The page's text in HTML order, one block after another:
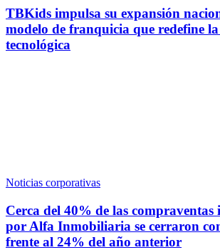
TBKids impulsa su expansión
modelo de franquicia que redefine
tecnológica
Noticias corporativas
Cerca del 40% de las compraventas
por Alfa Inmobiliaria se cerraron
frente al 24% del año anterior